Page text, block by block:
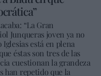
“La Gran
Junqueras joven ya no
está en plena
éstas son tres de las
cuestionan la grandeza
han repetido que la